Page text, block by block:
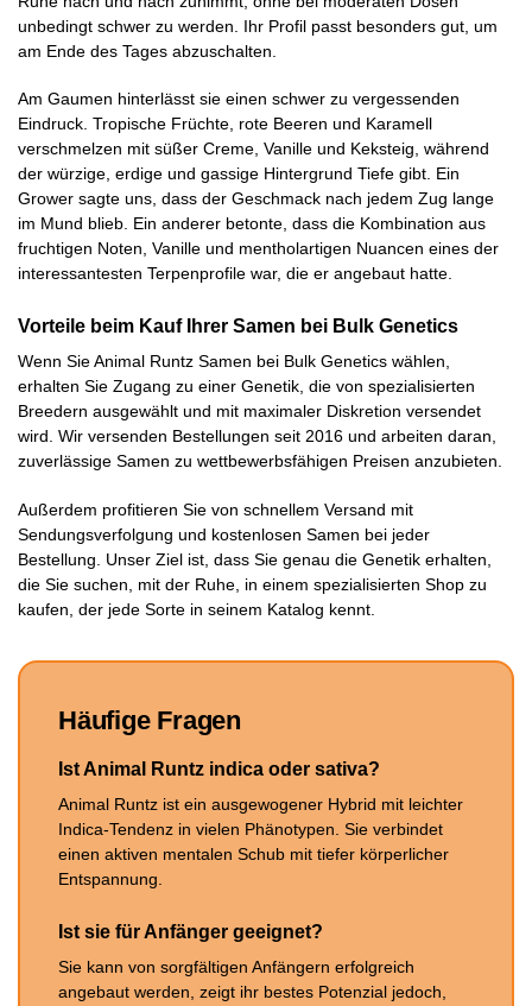
unbedingt schwer zu werden. Ihr Profil passt besonders gut, um
am Ende des Tages abzuschalten.
Am Gaumen hinterlässt sie einen schwer zu vergessenden
Eindruck. Tropische Früchte, rote Beeren und Karamell
verschmelzen mit süßer Creme, Vanille und Keksteig, während
der würzige, erdige und gassige Hintergrund Tiefe gibt. Ein
Grower sagte uns, dass der Geschmack nach jedem Zug lange
im Mund blieb. Ein anderer betonte, dass die Kombination aus
fruchtigen Noten, Vanille und mentholartigen Nuancen eines der
interessantesten Terpenprofile war, die er angebaut hatte.
Vorteile beim Kauf Ihrer Samen bei Bulk Genetics
Wenn Sie Animal Runtz Samen bei Bulk Genetics wählen,
erhalten Sie Zugang zu einer Genetik, die von spezialisierten
Breedern ausgewählt und mit maximaler Diskretion versendet
wird. Wir versenden Bestellungen seit 2016 und arbeiten daran,
zuverlässige Samen zu wettbewerbsfähigen Preisen anzubieten.
Außerdem profitieren Sie von schnellem Versand mit
Sendungsverfolgung und kostenlosen Samen bei jeder
Bestellung. Unser Ziel ist, dass Sie genau die Genetik erhalten,
die Sie suchen, mit der Ruhe, in einem spezialisierten Shop zu
kaufen, der jede Sorte in seinem Katalog kennt.
Häufige Fragen
Ist Animal Runtz indica oder sativa?
Animal Runtz ist ein ausgewogener Hybrid mit leichter
Indica-Tendenz in vielen Phänotypen. Sie verbindet
einen aktiven mentalen Schub mit tiefer körperlicher
Entspannung.
Ist sie für Anfänger geeignet?
Sie kann von sorgfältigen Anfängern erfolgreich
angebaut werden, zeigt ihr bestes Potenzial jedoch,